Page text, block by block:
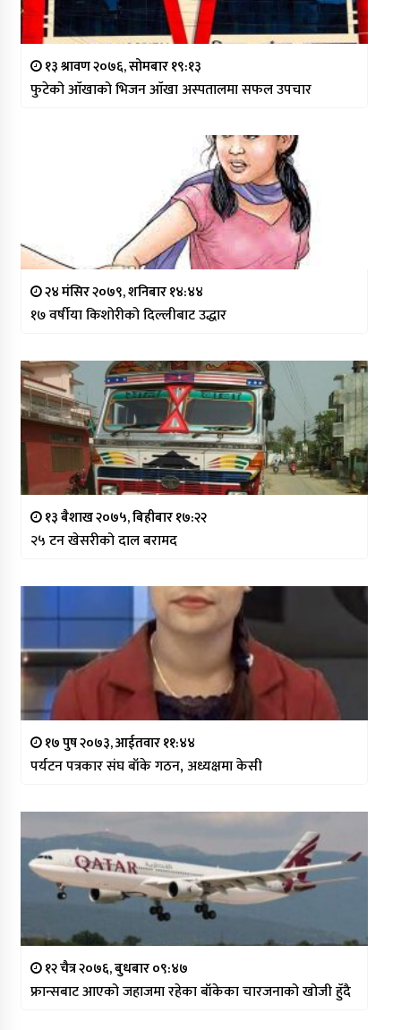
१३ श्रावण २०७६, सोमबार १९:१३
फुटेको आँखाको भिजन आँखा अस्पतालमा सफल उपचार
२४ मंसिर २०७९, शनिबार १४:४४
१७ वर्षीया किशोरीको दिल्लीबाट उद्धार
१३ बैशाख २०७५, बिहीबार १७:२२
२५ टन खेसरीको दाल बरामद
१७ पुष २०७३, आईतवार ११:४४
पर्यटन पत्रकार संघ बाँके गठन, अध्यक्षमा केसी
१२ चैत्र २०७६, बुधबार ०९:४७
फ्रान्सबाट आएको जहाजमा रहेका बाँकेका चारजनाको खोजी हुँदै